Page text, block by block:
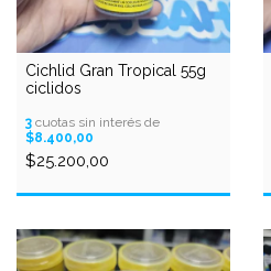
Cichlid Gran Tropical 55g
ciclidos
3 cuotas sin interés de
$8.400,00
$25.200,00